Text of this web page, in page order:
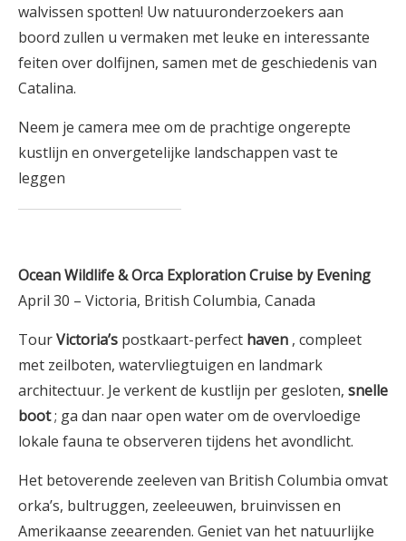
walvissen spotten! Uw natuuronderzoekers aan
boord zullen u vermaken met leuke en interessante
feiten over dolfijnen, samen met de geschiedenis van
Catalina.
Neem je camera mee om de prachtige ongerepte
kustlijn en onvergetelijke landschappen vast te
leggen
Ocean Wildlife & Orca Exploration Cruise by Evening
April 30 – Victoria, British Columbia, Canada
TourVictoria’s postkaart-perfect haven , compleet
met zeilboten, watervliegtuigen en landmark
architectuur. Je verkent de kustlijn per gesloten, snelle
boot; ga dan naar open water om de overvloedige
lokale fauna te observeren tijdens het avondlicht.
Het betoverende zeeleven van British Columbia omvat
orka’s, bultruggen, zeeleeuwen, bruinvissen en
Amerikaanse zeearenden. Geniet van het natuurlijke